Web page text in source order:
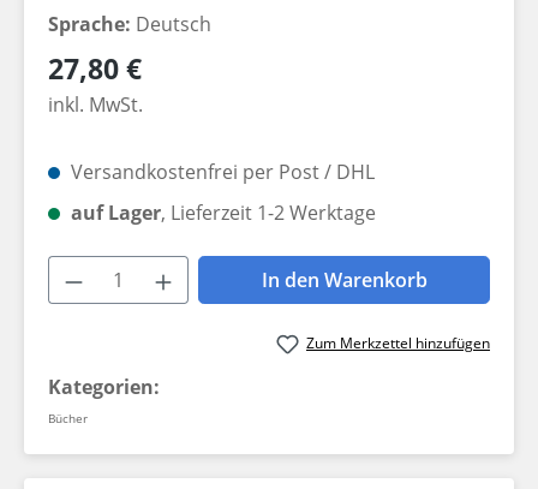
Sprache: Deutsch
Regulärer Preis:
27,80 €
inkl. MwSt.
Versandkostenfrei per Post / DHL
auf Lager, Lieferzeit 1-2 Werktage
Produkt Anzahl: Gib den
In den Warenkorb
Zum Merkzettel hinzufügen
Kategorien:
Bücher